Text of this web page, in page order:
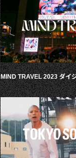
MIND TRAVEL 2023 ダイ